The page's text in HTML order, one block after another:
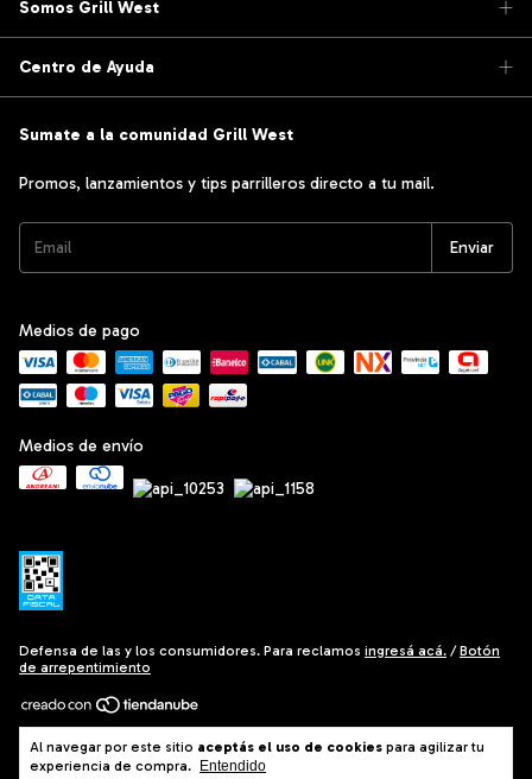
Al navegar por este sitio aceptás el uso de cookies para agilizar tu
experiencia de compra.
Entendido
Somos Grill West
Centro de Ayuda
Sumate a la comunidad Grill West
Promos, lanzamientos y tips parrilleros directo a tu mail.
Medios de pago
Medios de envío
Defensa de las y los consumidores. Para reclamos ingresá acá. / Botón
de arrepentimiento
Copyright Grill West - 30715219448 - 2026. Todos los derechos
reservados.